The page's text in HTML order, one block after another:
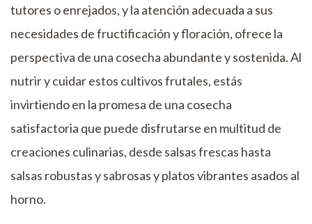
tutores o enrejados, y la atención adecuada a sus
necesidades de fructificación y floración, ofrece la
perspectiva de una cosecha abundante y sostenida. Al
nutrir y cuidar estos cultivos frutales, estás
invirtiendo en la promesa de una cosecha
satisfactoria que puede disfrutarse en multitud de
creaciones culinarias, desde salsas frescas hasta
salsas robustas y sabrosas y platos vibrantes asados al
horno.